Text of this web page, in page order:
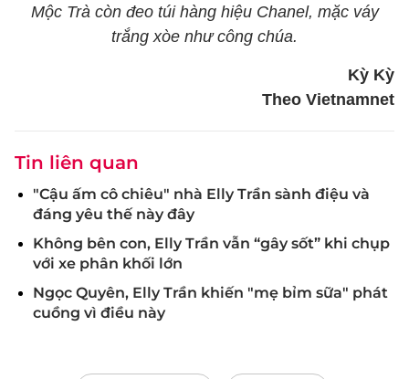
Mộc Trà còn đeo túi hàng hiệu Chanel, mặc váy
trắng xòe như công chúa.
Kỳ Kỳ
Theo Vietnamnet
Tin liên quan
"Cậu ấm cô chiêu" nhà Elly Trần sành điệu và
đáng yêu thế này đây
Không bên con, Elly Trần vẫn “gây sốt” khi chụp
với xe phân khối lớn
Ngọc Quyên, Elly Trần khiến "mẹ bỉm sữa" phát
cuồng vì điều này